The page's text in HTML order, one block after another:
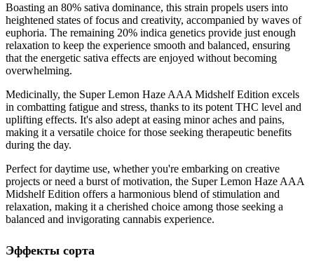
Boasting an 80% sativa dominance, this strain propels users into
heightened states of focus and creativity, accompanied by waves of
euphoria. The remaining 20% indica genetics provide just enough
relaxation to keep the experience smooth and balanced, ensuring
that the energetic sativa effects are enjoyed without becoming
overwhelming.
Medicinally, the Super Lemon Haze AAA Midshelf Edition excels
in combatting fatigue and stress, thanks to its potent THC level and
uplifting effects. It's also adept at easing minor aches and pains,
making it a versatile choice for those seeking therapeutic benefits
during the day.
Perfect for daytime use, whether you're embarking on creative
projects or need a burst of motivation, the Super Lemon Haze AAA
Midshelf Edition offers a harmonious blend of stimulation and
relaxation, making it a cherished choice among those seeking a
balanced and invigorating cannabis experience.
Эффекты сорта